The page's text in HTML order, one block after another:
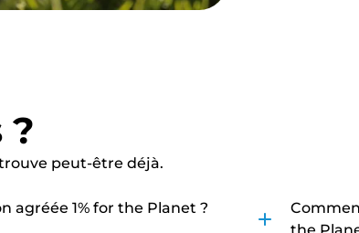
?
trouve peut-être déjà.
agréée 1% for the Planet ?